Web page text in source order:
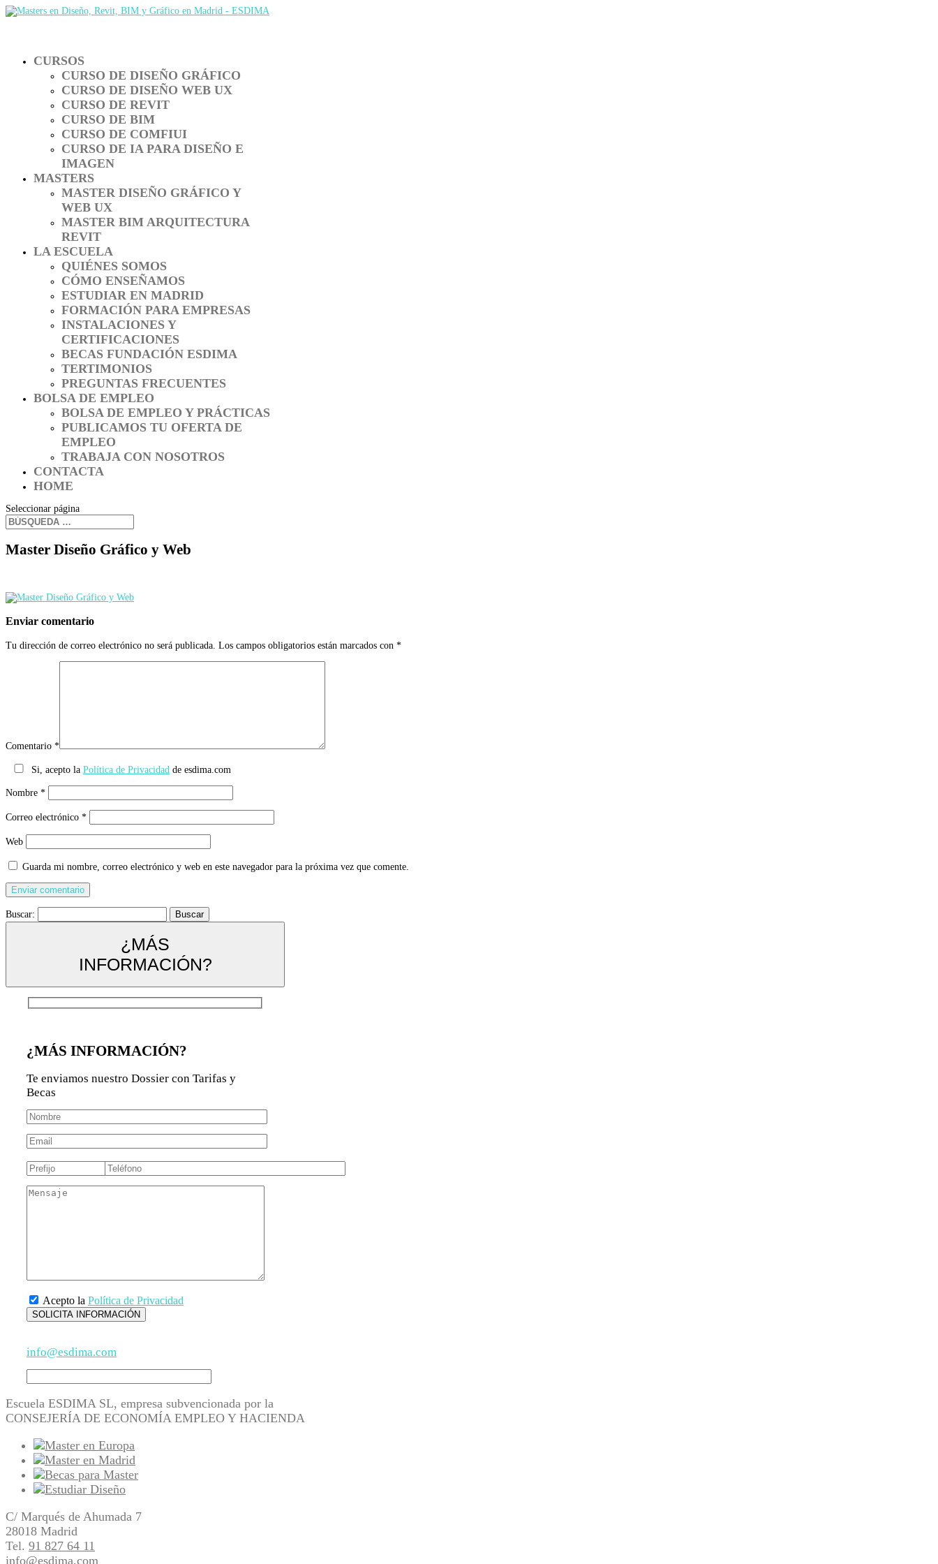
CURSOS
CURSO DE DISEÑO GRÁFICO
CURSO DE DISEÑO WEB UX
CURSO DE REVIT
CURSO DE BIM
CURSO DE COMFIUI
CURSO DE IA PARA DISEÑO E
IMAGEN
MASTERS
MASTER DISEÑO GRÁFICO Y
WEB UX
MASTER BIM ARQUITECTURA
REVIT
LA ESCUELA
QUIÉNES SOMOS
CÓMO ENSEÑAMOS
ESTUDIAR EN MADRID
FORMACIÓN PARA EMPRESAS
INSTALACIONES Y
CERTIFICACIONES
BECAS FUNDACIÓN ESDIMA
TERTIMONIOS
PREGUNTAS FRECUENTES
BOLSA DE EMPLEO
BOLSA DE EMPLEO Y PRÁCTICAS
PUBLICAMOS TU OFERTA DE
EMPLEO
TRABAJA CON NOSOTROS
CONTACTA
HOME
Seleccionar página
Master Diseño Gráfico y Web
Enviar comentario
Tu dirección de correo electrónico no será publicada. Los campos obligatorios están marcados con *
Comentario *
Si, acepto la Política de Privacidad de esdima.com
Nombre *
Correo electrónico *
Web
Guarda mi nombre, correo electrónico y web en este navegador para la próxima vez que comente.
Buscar:
¿MÁS
INFORMACIÓN?
¿MÁS INFORMACIÓN?
Te enviamos nuestro Dossier con Tarifas y
Becas
Acepto la Política de Privacidad
info@esdima.com
Escuela ESDIMA SL, empresa subvencionada por la
CONSEJERÍA DE ECONOMÍA EMPLEO Y HACIENDA
C/ Marqués de Ahumada 7
28018 Madrid
Tel. 91 827 64 11
info@esdima.com